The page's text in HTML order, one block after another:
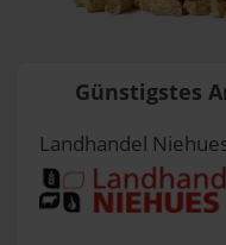
Günstigstes
Landhandel